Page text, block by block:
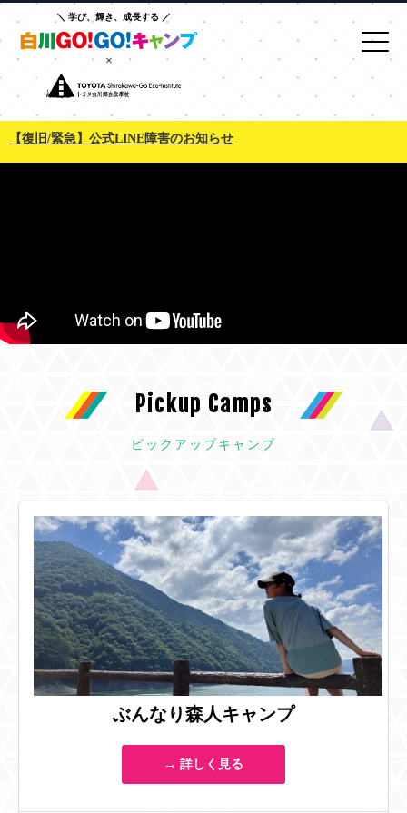
学び、輝き、成長する
×
【復旧/緊急】公式LINE障害のお知らせ
Pickup Camps
ピックアップキャンプ
ぶんなり森人キャンプ
→ 詳しく見る